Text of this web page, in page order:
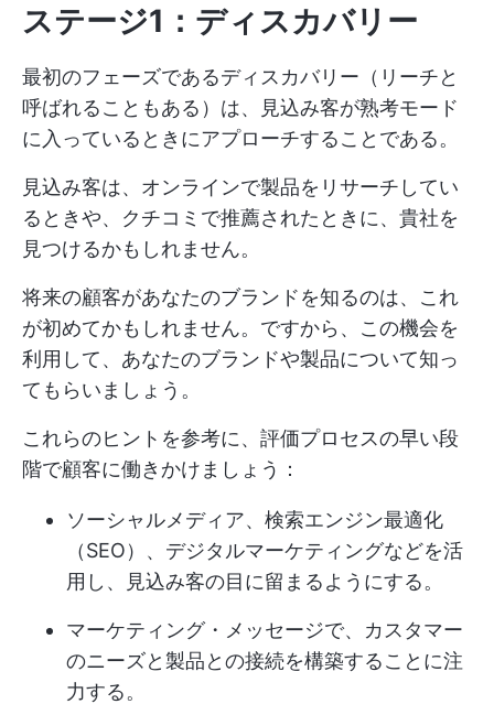
ステージ1：ディスカバリー
最初のフェーズであるディスカバリー（リーチと
呼ばれることもある）は、見込み客が熟考モード
に入っているときにアプローチすることである。
見込み客は、オンラインで製品をリサーチしてい
るときや、クチコミで推薦されたときに、貴社を
見つけるかもしれません。
将来の顧客があなたのブランドを知るのは、これ
が初めてかもしれません。ですから、この機会を
利用して、あなたのブランドや製品について知っ
てもらいましょう。
これらのヒントを参考に、評価プロセスの早い段
階で顧客に働きかけましょう：
ソーシャルメディア、検索エンジン最適化
（SEO）、デジタルマーケティングなどを活
用し、見込み客の目に留まるようにする。
マーケティング・メッセージで、カスタマー
のニーズと製品との接続を構築することに注
力する。